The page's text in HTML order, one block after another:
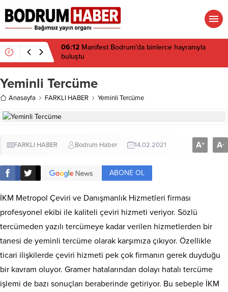
06:12 Manifest Bodrum’da binlerce hayranıyla
buluştu
Yeminli Tercüme
Anasayfa FARKLI HABER Yeminli Tercüme
FARKLI HABER Bodrum Haber 14.02.2021 A+ A-
ABONE OL
İKM Metropol Çeviri ve Danışmanlık Hizmetleri firması
profesyonel ekibi ile kaliteli çeviri hizmeti veriyor. Sözlü
tercümeden yazılı tercümeye kadar verilen hizmetlerden bir
tanesi de yeminli tercüme olarak karşımıza çıkıyor. Özellikle
ticari ilişkilerde çeviri hizmeti pek çok firmanın gerek duyduğu
bir kavram oluyor. Gramer hatalarından dolayı hatalı tercüme
işlemi de bazı sonuçları beraberinde getiriyor. Bu sebeple İKM